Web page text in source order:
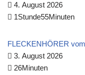
4. August 2026
1Stunde55Minuten
FLECKENHÖRER
3. August 2026
26Minuten